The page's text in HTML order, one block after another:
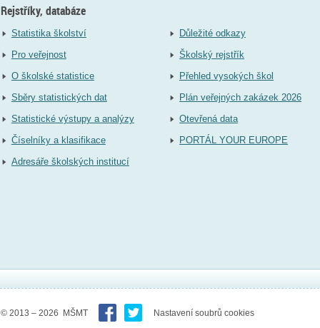
Rejstříky, databáze
Statistika školství
Pro veřejnost
O školské statistice
Sběry statistických dat
Statistické výstupy a analýzy
Číselníky a klasifikace
Adresáře školských institucí
Důležité odkazy
Školský rejstřík
Přehled vysokých škol
Plán veřejných zakázek 2026
Otevřená data
PORTÁL YOUR EUROPE
© 2013 – 2026 MŠMT Nastavení soubrů cookies